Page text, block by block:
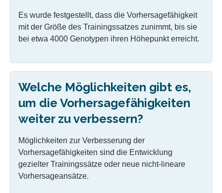
Es wurde festgestellt, dass die Vorhersagefähigkeit
mit der Größe des Trainingssatzes zunimmt, bis sie
bei etwa 4000 Genotypen ihren Höhepunkt erreicht.
Welche Möglichkeiten gibt es,
um die Vorhersagefähigkeiten
weiter zu verbessern?
Möglichkeiten zur Verbesserung der
Vorhersagefähigkeiten sind die Entwicklung
gezielter Trainingssätze oder neue nicht-lineare
Vorhersageansätze.